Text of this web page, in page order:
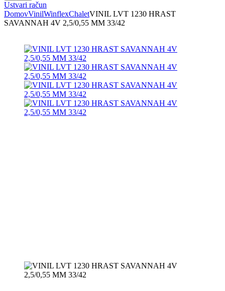
Ustvari račun
DomovVinilWinflexChaletVINIL LVT 1230 HRAST
SAVANNAH 4V 2,5/0,55 MM 33/42